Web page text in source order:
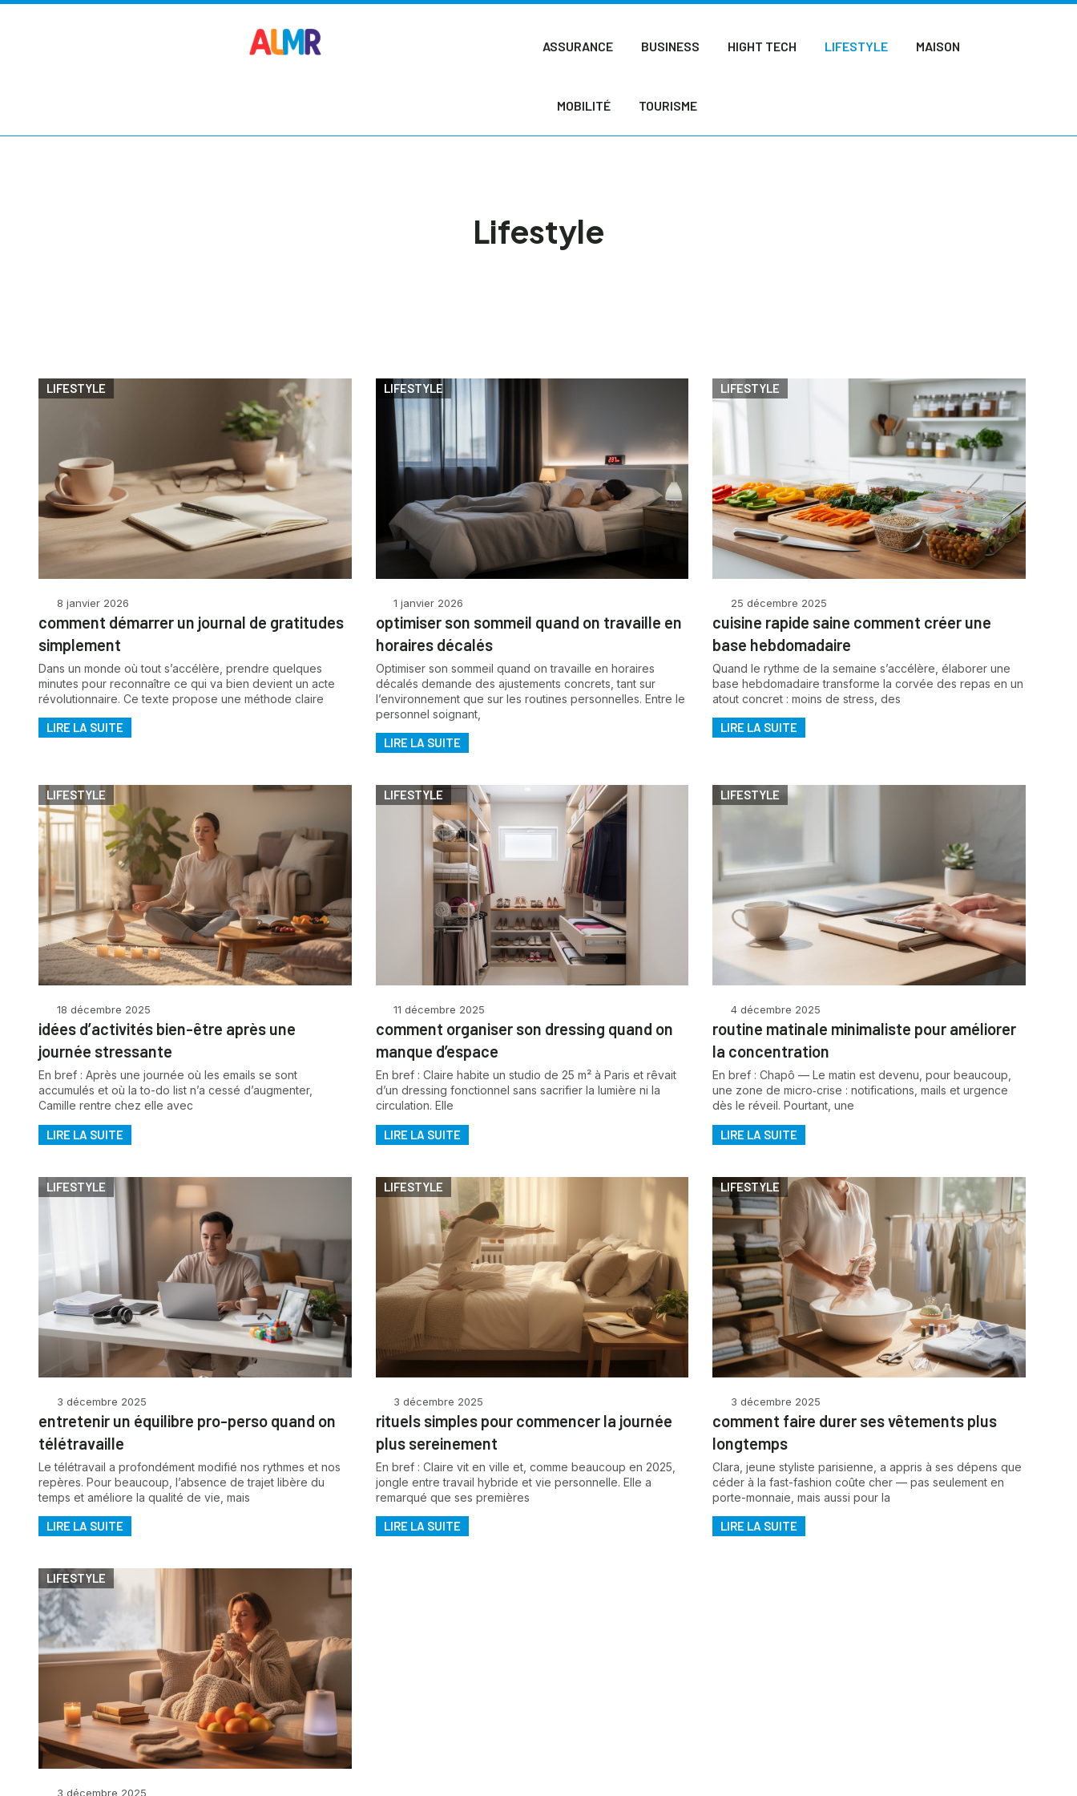
ASSURANCE BUSINESS HIGHT TECH LIFESTYLE MAISON
MOBILITÉ TOURISME
Lifestyle
LIFESTYLE
8 janvier 2026
comment démarrer un journal de gratitudes
simplement
Dans un monde où tout s’accélère, prendre quelques
minutes pour reconnaître ce qui va bien devient un acte
révolutionnaire. Ce texte propose une méthode claire
LIRE LA SUITE
LIFESTYLE
1 janvier 2026
optimiser son sommeil quand on travaille en
horaires décalés
Optimiser son sommeil quand on travaille en horaires
décalés demande des ajustements concrets, tant sur
l’environnement que sur les routines personnelles. Entre le
personnel soignant,
LIRE LA SUITE
LIFESTYLE
25 décembre 2025
cuisine rapide saine comment créer une
base hebdomadaire
Quand le rythme de la semaine s’accélère, élaborer une
base hebdomadaire transforme la corvée des repas en un
atout concret : moins de stress, des
LIRE LA SUITE
LIFESTYLE
18 décembre 2025
idées d’activités bien-être après une
journée stressante
En bref : Après une journée où les emails se sont
accumulés et où la to-do list n’a cessé d’augmenter,
Camille rentre chez elle avec
LIRE LA SUITE
LIFESTYLE
11 décembre 2025
comment organiser son dressing quand on
manque d’espace
En bref : Claire habite un studio de 25 m² à Paris et rêvait
d’un dressing fonctionnel sans sacrifier la lumière ni la
circulation. Elle
LIRE LA SUITE
LIFESTYLE
4 décembre 2025
routine matinale minimaliste pour améliorer
la concentration
En bref : Chapô — Le matin est devenu, pour beaucoup,
une zone de micro‑crise : notifications, mails et urgence
dès le réveil. Pourtant, une
LIRE LA SUITE
LIFESTYLE
3 décembre 2025
entretenir un équilibre pro-perso quand on
télétravaille
Le télétravail a profondément modifié nos rythmes et nos
repères. Pour beaucoup, l’absence de trajet libère du
temps et améliore la qualité de vie, mais
LIRE LA SUITE
LIFESTYLE
3 décembre 2025
rituels simples pour commencer la journée
plus sereinement
En bref : Claire vit en ville et, comme beaucoup en 2025,
jongle entre travail hybride et vie personnelle. Elle a
remarqué que ses premières
LIRE LA SUITE
LIFESTYLE
3 décembre 2025
comment faire durer ses vêtements plus
longtemps
Clara, jeune styliste parisienne, a appris à ses dépens que
céder à la fast-fashion coûte cher — pas seulement en
porte-monnaie, mais aussi pour la
LIRE LA SUITE
LIFESTYLE
3 décembre 2025